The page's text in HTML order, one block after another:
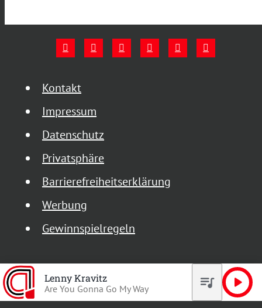
Kontakt
Impressum
Datenschutz
Privatsphäre
Barrierefreiheitserklärung
Werbung
Gewinnspielregeln
Lenny Kravitz
Are You Gonna Go My Way play_arrow
queue_music